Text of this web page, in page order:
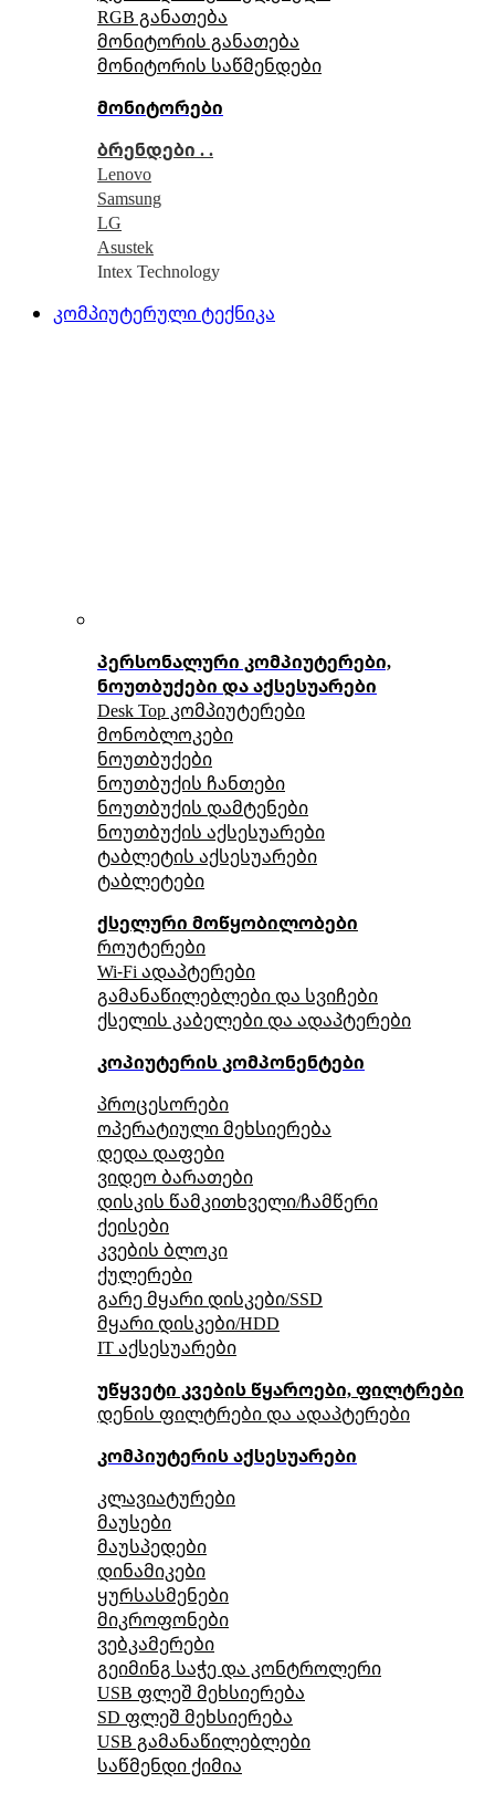
RGB განათება
მონიტორის განათება
მონიტორის საწმენდები
მონიტორები
ბრენდები . .
Lenovo
Samsung
LG
Asustek
Intex Technology
კომპიუტერული ტექნიკა
პერსონალური კომპიუტერები,
ნოუთბუქები და აქსესუარები
Desk Top კომპიუტერები
მონობლოკები
ნოუთბუქები
ნოუთბუქის ჩანთები
ნოუთბუქის დამტენები
ნოუთბუქის აქსესუარები
ტაბლეტის აქსესუარები
ტაბლეტები
ქსელური მოწყობილობები
როუტერები
Wi-Fi ადაპტერები
გამანაწილებლები და სვიჩები
ქსელის კაბელები და ადაპტერები
კოპიუტერის კომპონენტები
პროცესორები
ოპერატიული მეხსიერება
დედა დაფები
ვიდეო ბარათები
დისკის წამკითხველი/ჩამწერი
ქეისები
კვების ბლოკი
ქულერები
გარე მყარი დისკები/SSD
მყარი დისკები/HDD
IT აქსესუარები
უწყვეტი კვების წყაროები, ფილტრები
დენის ფილტრები და ადაპტერები
კომპიუტერის აქსესუარები
კლავიატურები
მაუსები
მაუსპედები
დინამიკები
ყურსასმენები
მიკროფონები
ვებკამერები
გეიმინგ საჭე და კონტროლერი
USB ფლეშ მეხსიერება
SD ფლეშ მეხსიერება
USB გამანაწილებლები
საწმენდი ქიმია